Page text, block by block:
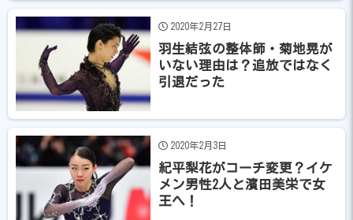
2020年2月27日
羽生結弦の整体師・菊地晃が
いない理由は？追放ではなく
引退だった
2020年2月3日
紀平梨花がコーチ変更？イケ
メン男性2人と濱田美栄で女
王へ！